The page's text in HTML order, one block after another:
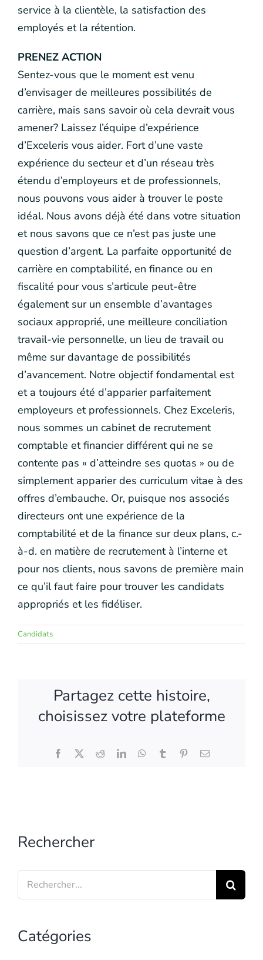
service à la clientèle, la satisfaction des
employés et la rétention.
PRENEZ ACTION
Sentez-vous que le moment est venu
d’envisager de meilleures possibilités de
carrière, mais sans savoir où cela devrait vous
amener? Laissez l’équipe d’expérience
d’Exceleris vous aider. Fort d’une vaste
expérience du secteur et d’un réseau très
étendu d’employeurs et de professionnels,
nous pouvons vous aider à trouver le poste
idéal. Nous avons déjà été dans votre situation
et nous savons que ce n’est pas juste une
question d’argent. La parfaite opportunité de
carrière en comptabilité, en finance ou en
fiscalité pour vous s’articule peut-être
également sur un ensemble d’avantages
sociaux approprié, une meilleure conciliation
travail-vie personnelle, un lieu de travail ou
même sur davantage de possibilités
d’avancement. Notre objectif fondamental est
et a toujours été d’apparier parfaitement
employeurs et professionnels. Chez Exceleris,
nous sommes un cabinet de recrutement
comptable et financier différent qui ne se
contente pas « d’atteindre ses quotas » ou de
simplement apparier des curriculum vitae à des
offres d’embauche. Or, puisque nos associés
directeurs ont une expérience de la
comptabilité et de la finance sur deux plans, c.-
à-d. en matière de recrutement à l’interne et
pour nos clients, nous savons de première main
ce qu’il faut faire pour trouver les candidats
appropriés et les fidéliser.
Candidats
Partagez cette histoire,
choisissez votre plateforme
Facebook RedditLinkedInWhatsApp
Tumblr PinterestEmail
Rechercher
Search
for:
Catégories